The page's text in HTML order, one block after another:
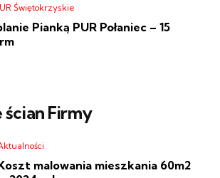
Świętokrzyskie
Pianką PUR Połaniec – 15
Firmy
malowania mieszkania 60m2